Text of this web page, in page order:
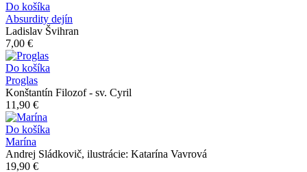
Do košíka
Absurdity dejín
Ladislav Švihran
7,00 €
Do košíka
Proglas
Konštantín Filozof - sv. Cyril
11,90 €
Do košíka
Marína
Andrej Sládkovič, ilustrácie: Katarína Vavrová
19,90 €